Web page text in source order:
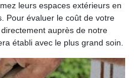
leurs espaces extérieurs en
Pour évaluer le coût de votre
auprès de notre
établi avec le plus grand soin.